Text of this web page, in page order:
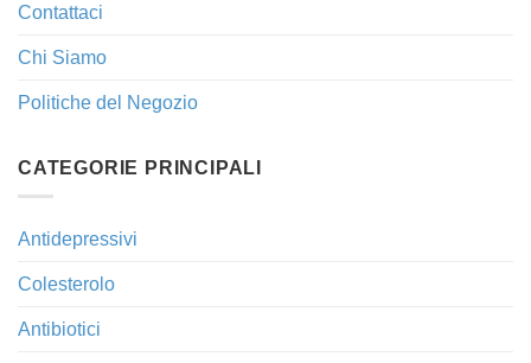
Contattaci
Chi Siamo
Politiche del Negozio
CATEGORIE PRINCIPALI
Antidepressivi
Colesterolo
Antibiotici